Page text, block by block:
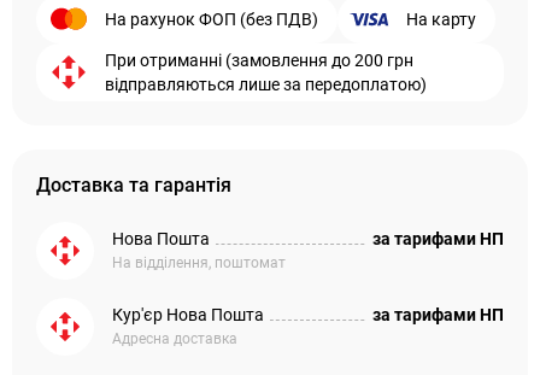
На рахунок ФОП (без ПДВ) На карту
При отриманні (замовлення до 200 грн
відправляються лише за передоплатою)
Доставка та гарантія
Нова Пошта
На відділення, поштомат
за тарифами НП
Кур'єр Нова Пошта
Адресна доставка
за тарифами НП